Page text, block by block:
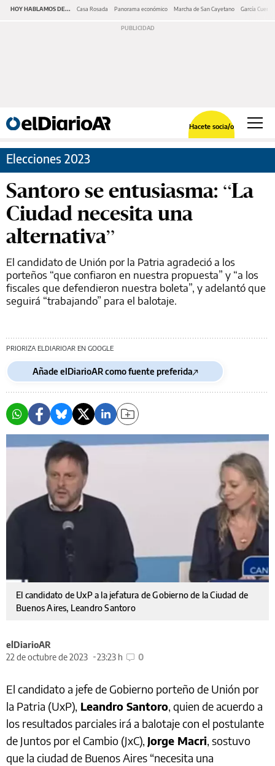
HOY HABLAMOS DE... Casa Rosada Panorama económico Marcha de San Cayetano García Cuerva
Hacete socia/o
Elecciones 2023
Santoro se entusiasma: “La
Ciudad necesita una
alternativa”
El candidato de Unión por la Patria agradeció a los
porteños “que confiaron en nuestra propuesta” y “a los
fiscales que defendieron nuestra boleta”, y adelantó que
seguirá “trabajando” para el balotaje.
PRIORIZA ELDIARIOAR EN GOOGLE
Añade elDiarioAR como fuente preferida
El candidato de UxP a la jefatura de Gobierno de la Ciudad de
Buenos Aires, Leandro Santoro
elDiarioAR
22 de octubre de 2023
23:23 h 0
El candidato a jefe de Gobierno porteño de Unión por
la Patria (UxP), Leandro Santoro, quien de acuerdo a
los resultados parciales irá a balotaje con el postulante
de Juntos por el Cambio (JxC), Jorge Macri, sostuvo
que la ciudad de Buenos Aires “necesita una